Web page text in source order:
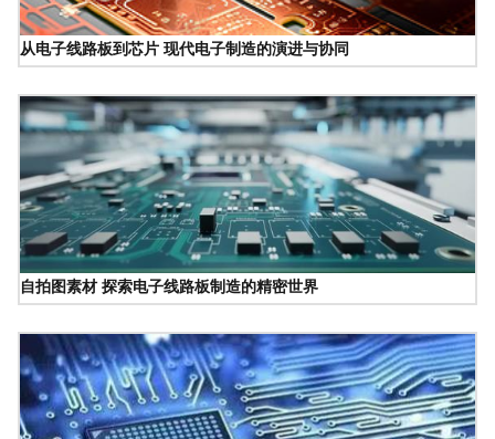
从电子线路板到芯片 现代电子制造的演进与协同
自拍图素材 探索电子线路板制造的精密世界